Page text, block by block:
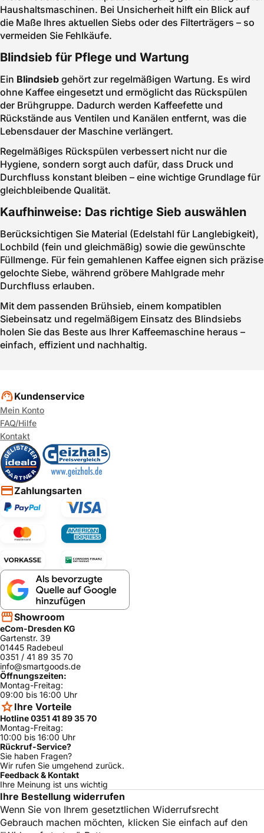
Haushaltsmaschinen. Bei Unsicherheit hilft ein Blick auf
die Maße Ihres aktuellen Siebs oder des Filterträgers – so
vermeiden Sie Fehlkäufe.
Blindsieb für Pflege und Wartung
Ein Blindsieb gehört zur regelmäßigen Wartung. Es wird
ohne Kaffee eingesetzt und ermöglicht das Rückspülen
der Brühgruppe. Dadurch werden Kaffeefette und
Rückstände aus Ventilen und Kanälen entfernt, was die
Lebensdauer der Maschine verlängert.
Regelmäßiges Rückspülen verbessert nicht nur die
Hygiene, sondern sorgt auch dafür, dass Druck und
Durchfluss konstant bleiben – eine wichtige Grundlage für
gleichbleibende Qualität.
Kaufhinweise: Das richtige Sieb auswählen
Berücksichtigen Sie Material (Edelstahl für Langlebigkeit),
Lochbild (fein und gleichmäßig) sowie die gewünschte
Füllmenge. Für fein gemahlenen Kaffee eignen sich präzise
gelochte Siebe, während gröbere Mahlgrade mehr
Durchfluss erlauben.
Mit dem passenden Brühsieb, einem kompatiblen
Siebeinsatz und regelmäßigem Einsatz des Blindsiebs
holen Sie das Beste aus Ihrer Kaffeemaschine heraus –
einfach, effizient und nachhaltig.
Kundenservice
Mein Konto
FAQ/Hilfe
Kontakt
Zahlungsarten
Showroom
eCom-Dresden KG
Gartenstr. 39
01445 Radebeul
0351 / 41 89 35 70
info@smartgoods.de
Öffnungszeiten:
Montag-Freitag:
09:00 bis 16:00 Uhr
Ihre Vorteile
Hotline 0351 41 89 35 70
Montag-Freitag:
10:00 bis 16:00 Uhr
Rückruf-Service?
Sie haben Fragen?
Wir rufen Sie umgehend zurück.
Feedback & Kontakt
Ihre Meinung ist uns wichtig
Ihre Bestellung widerrufen
Wenn Sie von Ihrem gesetztlichen Widerrufsrecht
Gebrauch machen möchten, klicken Sie einfach auf den